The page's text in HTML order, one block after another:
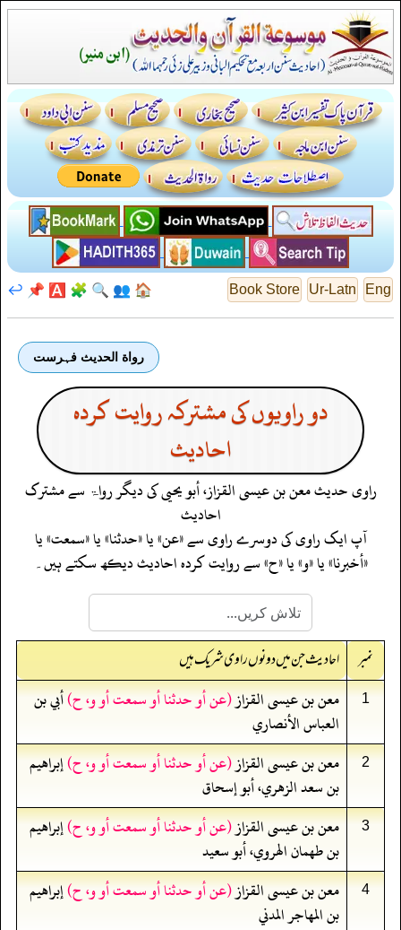
Eng
Ur-Latn
Book Store
🏠
👥
🔍
🧩
🅰️
📌
↩️
رواة الحديث فہرست
دو راویوں کی مشترکہ روایت کردہ
احادیث
راوی حدیثمعن بن عيسى القزاز، أبو يحيىکی دیگر رواۃ سے مشترک
احادیث
آپ ایک راوی کی دوسرے راوی سے «عن» یا «حدثنا» یا «سمعت» یا
«أخبرنا» یا «و» یا «ح» سے روایت کردہ احادیث دیکھ سکتے ہیں۔
نمبر احادیث جن میں دونوں راوی شریک ہیں
1 معن بن عيسى القزاز(عن أو حدثنا أو سمعت أو و، ح)أبي بن
العباس الأنصاري
2 معن بن عيسى القزاز(عن أو حدثنا أو سمعت أو و، ح)إبراهيم
بن سعد الزهري، أبو إسحاق
3 معن بن عيسى القزاز(عن أو حدثنا أو سمعت أو و، ح)إبراهيم
بن طهمان الهروي، أبو سعيد
4 معن بن عيسى القزاز(عن أو حدثنا أو سمعت أو و، ح)إبراهيم
بن المهاجر المدني